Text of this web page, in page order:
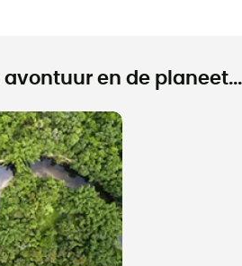
avontuur en de planeet...